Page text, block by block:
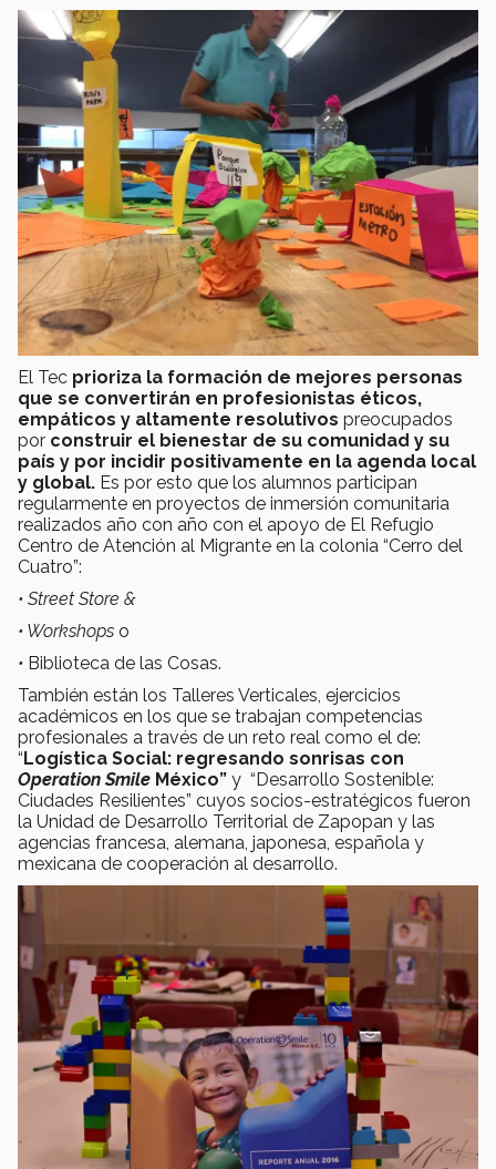
El Tec prioriza la formación de mejores personas
que se convertirán en profesionistas éticos,
empáticos y altamente resolutivos preocupados
por construir el bienestar de su comunidad y su
país y por incidir positivamente en la agenda local
y global. Es por esto que los alumnos participan
regularmente en proyectos de inmersión comunitaria
realizados año con año con el apoyo de El Refugio
Centro de Atención al Migrante en la colonia “Cerro del
Cuatro”:
• Street Store &
• Workshops o
• Biblioteca de las Cosas.
También están los Talleres Verticales, ejercicios
académicos en los que se trabajan competencias
profesionales a través de un reto real como el de:
“Logística Social: regresando sonrisas con
Operation Smile México” y “Desarrollo Sostenible:
Ciudades Resilientes” cuyos socios-estratégicos fueron
la Unidad de Desarrollo Territorial de Zapopan y las
agencias francesa, alemana, japonesa, española y
mexicana de cooperación al desarrollo.